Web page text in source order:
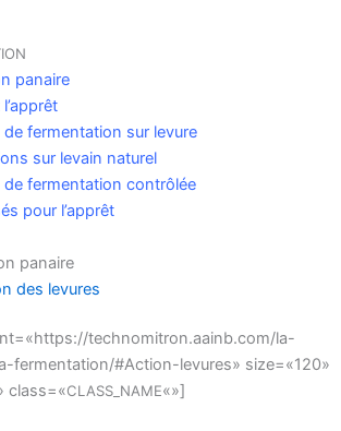
panaire
fer­men­ta­tion sur levure
sur levain naturel
fer­men­ta­tion contrôlée
pour l’apprêt
panaire
des levures
technomitron.aainb.com/la-
fermentation/#Action-levures» size=«120»
class=«CLASS_NAME«»]